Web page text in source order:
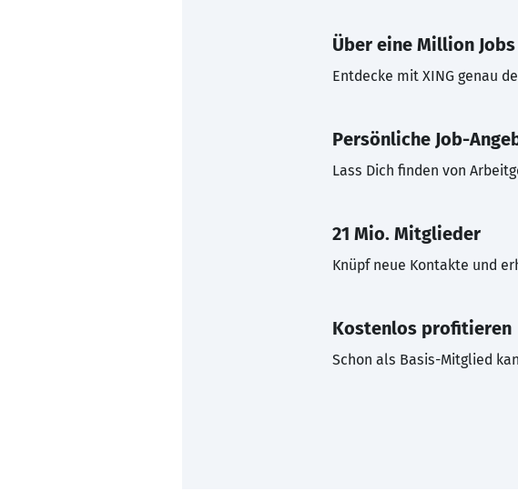
Über eine Million Jobs
Entdecke mit XING genau
Persönliche Job-
Lass Dich finden von
21 Mio. Mitglieder
Knüpf neue Kontakte und
Kostenlos profitieren
Schon als Basis-Mitglied